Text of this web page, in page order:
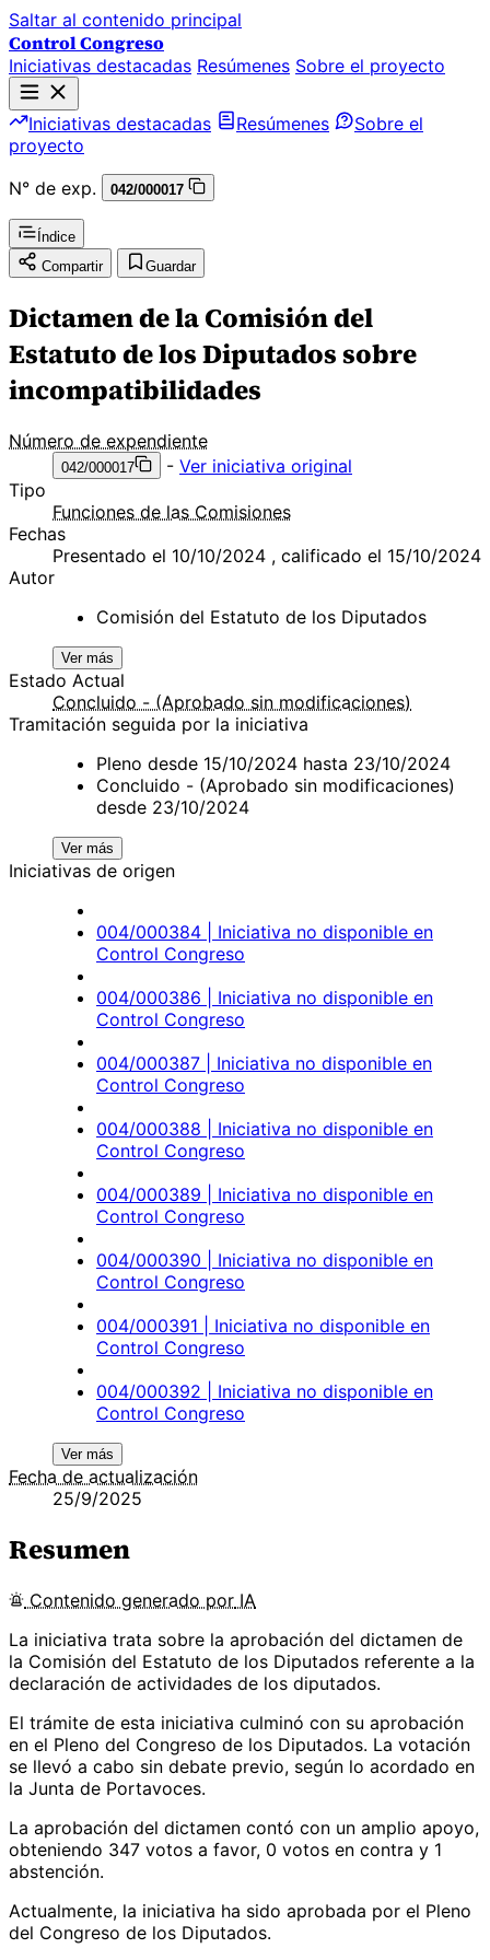
Saltar al contenido principal
Control Congreso
Iniciativas destacadas Resúmenes Sobre el proyecto
Iniciativas destacadas Resúmenes
Sobre el
proyecto
N° de exp.
042/000017
Índice
Compartir
Guardar
Dictamen de la Comisión del
Estatuto de los Diputados sobre
incompatibilidades
Número de expendiente
042/000017 - Ver iniciativa original
Tipo
Funciones de las Comisiones
Fechas
Presentado el 10/10/2024 , calificado el 15/10/2024
Autor
Comisión del Estatuto de los Diputados
Ver más
Estado Actual
Concluido - (Aprobado sin modificaciones)
Tramitación seguida por la iniciativa
Pleno desde 15/10/2024 hasta 23/10/2024
Concluido - (Aprobado sin modificaciones)
desde 23/10/2024
Ver más
Iniciativas de origen
004/000384 | Iniciativa no disponible en
Control Congreso
004/000386 | Iniciativa no disponible en
Control Congreso
004/000387 | Iniciativa no disponible en
Control Congreso
004/000388 | Iniciativa no disponible en
Control Congreso
004/000389 | Iniciativa no disponible en
Control Congreso
004/000390 | Iniciativa no disponible en
Control Congreso
004/000391 | Iniciativa no disponible en
Control Congreso
004/000392 | Iniciativa no disponible en
Control Congreso
Ver más
Fecha de actualización
25/9/2025
Resumen
Contenido generado por IA
La iniciativa trata sobre la aprobación del dictamen de
la Comisión del Estatuto de los Diputados referente a la
declaración de actividades de los diputados.
El trámite de esta iniciativa culminó con su aprobación
en el Pleno del Congreso de los Diputados. La votación
se llevó a cabo sin debate previo, según lo acordado en
la Junta de Portavoces.
La aprobación del dictamen contó con un amplio apoyo,
obteniendo 347 votos a favor, 0 votos en contra y 1
abstención.
Actualmente, la iniciativa ha sido aprobada por el Pleno
del Congreso de los Diputados.